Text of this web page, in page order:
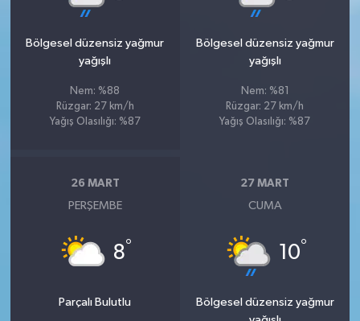
Bölgesel düzensiz yağmur
yağışlı
Nem: %88
Rüzgar: 27 km/h
Yağış Olasılığı: %87
Bölgesel düzensiz yağmur
yağışlı
Nem: %81
Rüzgar: 27 km/h
Yağış Olasılığı: %87
26 MART
PERŞEMBE
8°
Parçalı Bulutlu
27 MART
CUMA
10°
Bölgesel düzensiz yağmur